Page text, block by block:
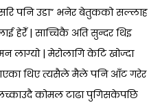
पनि उडा” भनेर बेतुकको सल्लाह
हेरेँ | साच्चिकै अति सुन्दर थिइ
| मेरोलागि केटि खोज्दा
थिए त्यसैले मैले पनि आँट गरेर
कोमल टाढा पुगिसकेपछि